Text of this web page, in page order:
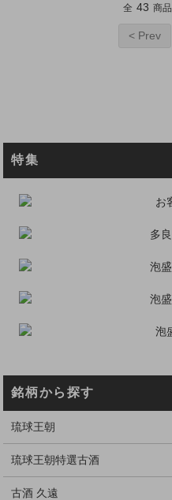
全 43 商品
< Prev
特集
銘柄から探す
琉球王朝
琉球王朝特選古酒
古酒 久遠